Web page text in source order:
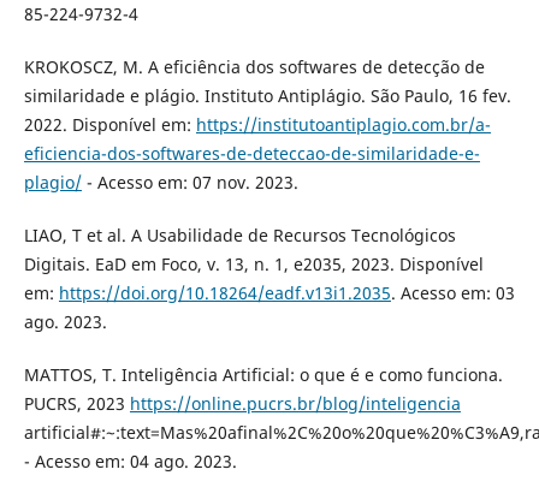
85-224-9732-4
KROKOSCZ, M. A eficiência dos softwares de detecção de
similaridade e plágio. Instituto Antiplágio. São Paulo, 16 fev.
2022. Disponível em: https://institutoantiplagio.com.br/a-
eficiencia-dos-softwares-de-deteccao-de-similaridade-e-
plagio/- Acesso em: 07 nov. 2023.
LIAO, T et al. A Usabilidade de Recursos Tecnológicos
Digitais. EaD em Foco, v. 13, n. 1, e2035, 2023. Disponível
em: https://doi.org/10.18264/eadf.v13i1.2035. Acesso em: 03
ago. 2023.
MATTOS, T. Inteligência Artificial: o que é e como funciona.
PUCRS, 2023 https://online.pucrs.br/blog/inteligencia
- Acesso em: 04 ago. 2023.